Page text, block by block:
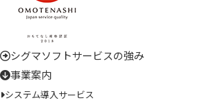
シグマソフトサービスの強み
事業案内
システム導入サービス